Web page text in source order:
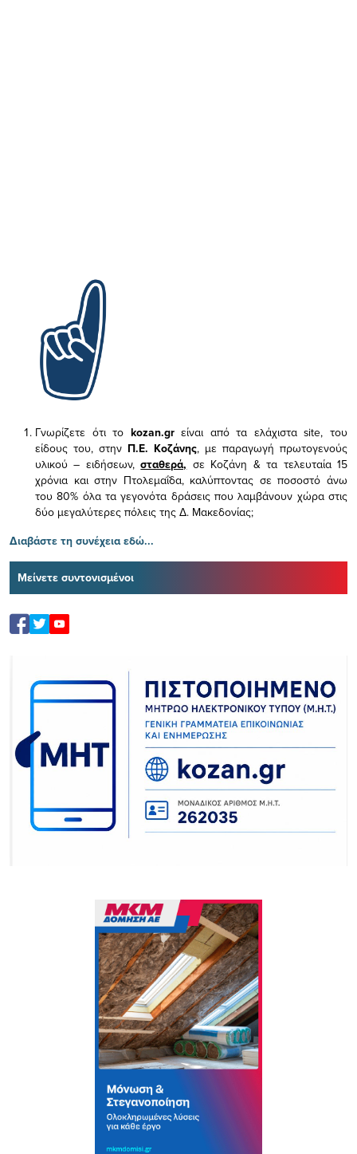
Γνωρίζετε ότι το kozan.gr είναι από τα ελάχισταsite, του
είδους του, στην Π.Ε. Κοζάνης, με παραγωγή πρωτογενούς
υλικού – ειδήσεων,σταθερά, σε Κοζάνη & τα τελευταία 15
χρόνια και στην Πτολεμαΐδα, καλύπτοντας σε ποσοστό άνω
του 80% όλα τα γεγονότα δράσεις που λαμβάνουν χώρα στις
δύο μεγαλύτερες πόλεις της Δ. Μακεδονίας;
Διαβάστε τη συνέχεια εδώ...
Μείνετε συντονισμένοι